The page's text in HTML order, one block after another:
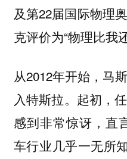
及第22届国际物理
克评价为“物理比我还
从2012年开始，马
入特斯拉。起初，
感到非常惊讶，直
车行业几乎一无所